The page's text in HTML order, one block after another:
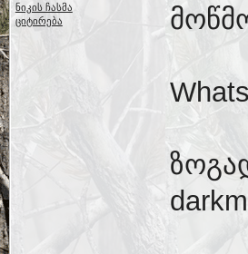
ნიკის ჩასმა
ციტირება